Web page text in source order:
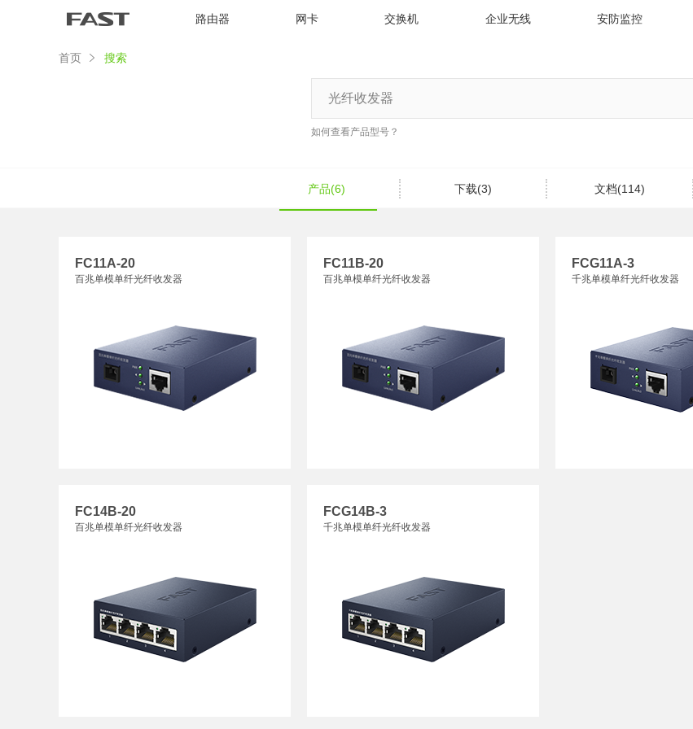
路由器 网卡 交换机 企业无线 安防监控
首页 搜索
如何查看产品型号？
产品(6) 下载(3) 文档(114)
FC11A-20
百兆单模单纤光纤收发器
FC11B-20
百兆单模单纤光纤收发器
FCG11A-3
千兆单模单纤光纤收发器
FC14B-20
百兆单模单纤光纤收发器
FCG14B-3
千兆单模单纤光纤收发器